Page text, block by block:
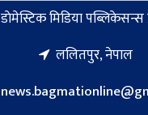
डाेमेस्टिक मिडिया पब्लिकेसन्स
ललितपुर, नेपाल